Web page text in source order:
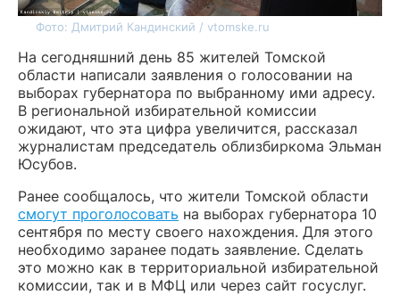
Фото: Дмитрий Кандинский / vtomske.ru
На сегодняшний день 85 жителей Томской
области написали заявления о голосовании на
выборах губернатора по выбранному ими адресу.
В региональной избирательной комиссии
ожидают, что эта цифра увеличится, рассказал
журналистам председатель облизбиркома Эльман
Юсубов.
Ранее сообщалось, что жители Томской области
смогут проголосовать на выборах губернатора 10
сентября по месту своего нахождения. Для этого
необходимо заранее подать заявление. Сделать
это можно как в территориальной избирательной
комиссии, так и в МФЦ или через сайт госуслуг.